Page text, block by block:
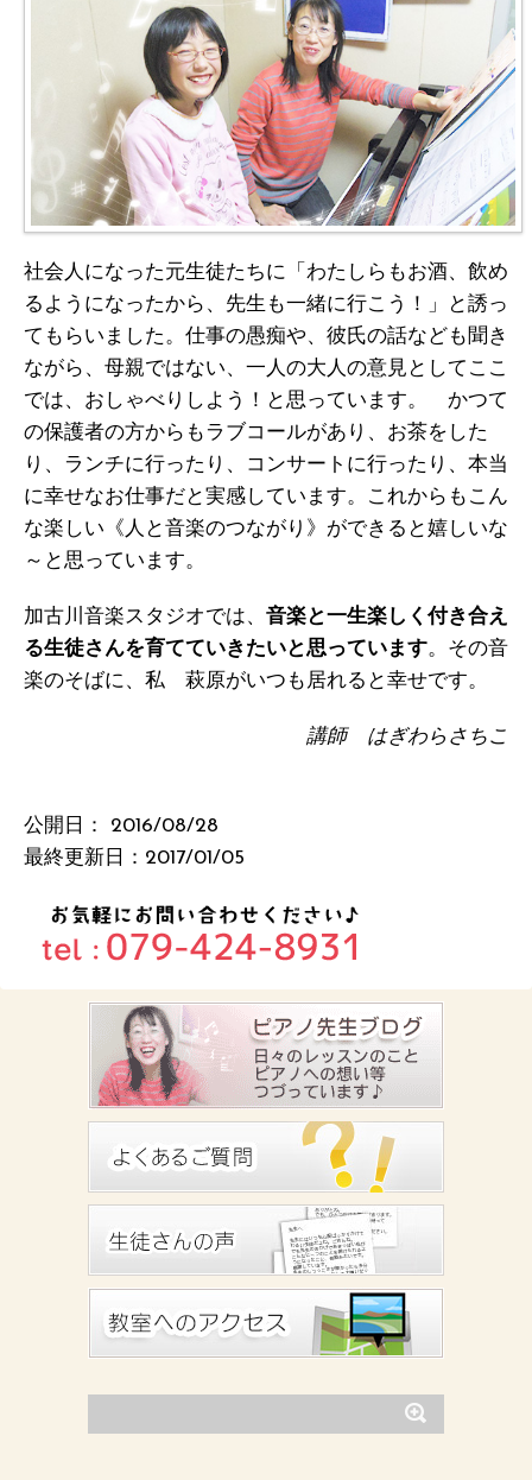
社会人になった元生徒たちに「わたしらもお酒、飲め
るようになったから、先生も一緒に行こう！」と誘っ
てもらいました。仕事の愚痴や、彼氏の話なども聞き
ながら、母親ではない、一人の大人の意見としてここ
では、おしゃべりしよう！と思っています。 かつて
の保護者の方からもラブコールがあり、お茶をした
り、ランチに行ったり、コンサートに行ったり、本当
に幸せなお仕事だと実感しています。これからもこん
な楽しい《人と音楽のつながり》ができると嬉しいな
～と思っています。
加古川音楽スタジオでは、 音楽と一生楽しく付き合え
る生徒さんを育てていきたいと思っています。その音
楽のそばに、私 萩原がいつも居れると幸せです。
講師 はぎわらさちこ
公開日： 2016/08/28
最終更新日：2017/01/05